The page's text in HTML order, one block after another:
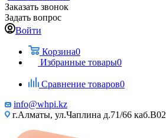
Заказать звонок
Задать вопрос
Войти
Корзина0
Избранные товары0
Сравнение товаров0
info@whpi.kz
г.Алматы, ул.Чаплина д.71/66 каб.B02